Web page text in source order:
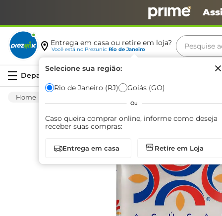
Entrega em casa ou retire em loja?
Você está no Prezunic Rio de Janeiro
Selecione sua região:
Rio de Janeiro (RJ) Goiás (GO)
Ou
Caso queira comprar online, informe como deseja
receber suas compras:
Entrega em casa Retire em Loja
Pesquise
Açúcar
Termos
café
biscoito
azeite
arroz
iogurte